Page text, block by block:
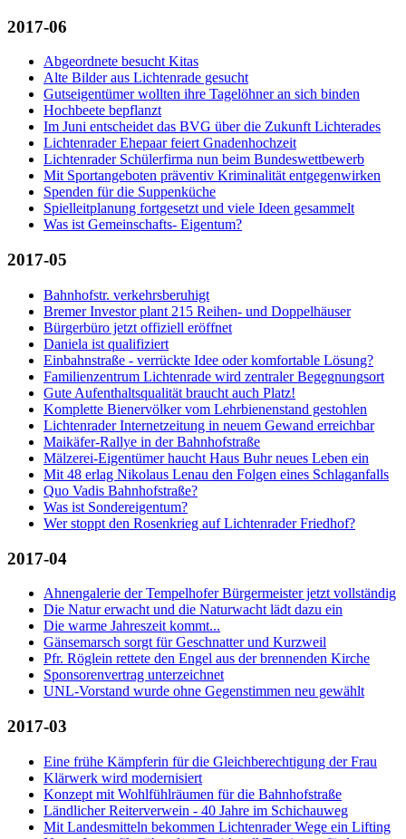
2017-06
Abgeordnete besucht Kitas
Alte Bilder aus Lichtenrade gesucht
Gutseigentümer wollten ihre Tagelöhner an sich binden
Hochbeete bepflanzt
Im Juni entscheidet das BVG über die Zukunft Lichterades
Lichtenrader Ehepaar feiert Gnadenhochzeit
Lichtenrader Schülerfirma nun beim Bundeswettbewerb
Mit Sportangeboten präventiv Kriminalität entgegenwirken
Spenden für die Suppenküche
Spielleitplanung fortgesetzt und viele Ideen gesammelt
Was ist Gemeinschafts- Eigentum?
2017-05
Bahnhofstr. verkehrsberuhigt
Bremer Investor plant 215 Reihen- und Doppelhäuser
Bürgerbüro jetzt offiziell eröffnet
Daniela ist qualifiziert
Einbahnstraße - verrückte Idee oder komfortable Lösung?
Familienzentrum Lichtenrade wird zentraler Begegnungsort
Gute Aufenthaltsqualität braucht auch Platz!
Komplette Bienervölker vom Lehrbienenstand gestohlen
Lichtenrader Internetzeitung in neuem Gewand erreichbar
Maikäfer-Rallye in der Bahnhofstraße
Mälzerei-Eigentümer haucht Haus Buhr neues Leben ein
Mit 48 erlag Nikolaus Lenau den Folgen eines Schlaganfalls
Quo Vadis Bahnhofstraße?
Was ist Sondereigentum?
Wer stoppt den Rosenkrieg auf Lichtenrader Friedhof?
2017-04
Ahnengalerie der Tempelhofer Bürgermeister jetzt vollständig
Die Natur erwacht und die Naturwacht lädt dazu ein
Die warme Jahreszeit kommt...
Gänsemarsch sorgt für Geschnatter und Kurzweil
Pfr. Röglein rettete den Engel aus der brennenden Kirche
Sponsorenvertrag unterzeichnet
UNL-Vorstand wurde ohne Gegenstimmen neu gewählt
2017-03
Eine frühe Kämpferin für die Gleichberechtigung der Frau
Klärwerk wird modernisiert
Konzept mit Wohlfühlräumen für die Bahnhofstraße
Ländlicher Reiterverwein - 40 Jahre im Schichauweg
Mit Landesmitteln bekommen Lichtenrader Wege ein Lifting